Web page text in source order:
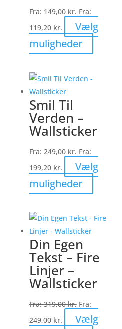
Fra:149,00kr. Fra:
119,20 kr.
Vælg
muligheder
vare
vælges
varesiden
Smil Til
Verden –
Wallsticker
Fra:249,00kr. Fra:
199,20 kr.
Vælg
muligheder
vare
flere
kan
på
Din Egen
Tekst – Fire
Linjer –
Wallsticker
Fra:319,00kr. Fra:
249,00 kr.
Vælg